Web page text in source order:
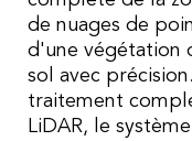
de nuages de
d'une végétation
sol avec précision.
traitement
LiDAR, le